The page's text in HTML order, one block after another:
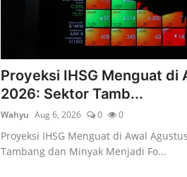
Proyeksi IHSG Menguat di
2026: Sektor Tamb...
Wahyu Aug 6, 2026 0 0
Proyeksi IHSG Menguat di Awal
Tambang dan Minyak Menjadi Fo...